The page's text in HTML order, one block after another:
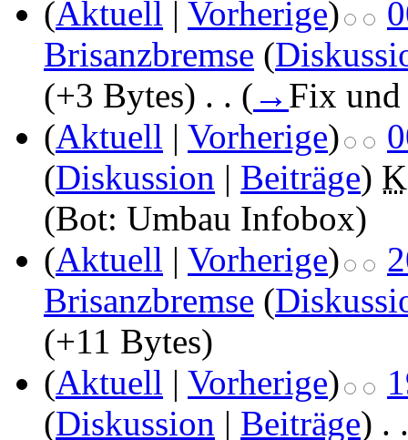
(Aktuell | Vorherige)
Brisanzbremse (
(+3 Bytes) . . ( → Fix und
(Aktuell | Vorherige)
(Diskussion | Beiträge) K
(Bot: Umbau Infobox)
(Aktuell | Vorherige)
Brisanzbremse (
(+11 Bytes)
(Aktuell | Vorherige)
(Diskussion | Beiträge) . .